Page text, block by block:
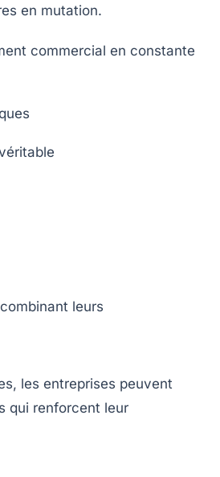
en mutation.
commercial en constante
leurs
les entreprises peuvent
qui renforcent leur